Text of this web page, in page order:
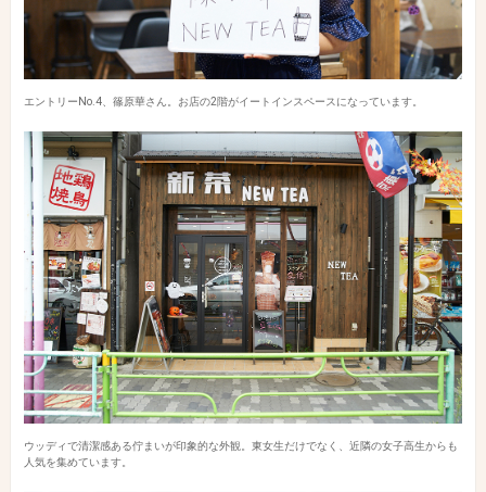
エントリーNo.4、篠原華さん。お店の2階がイートインスペースになっています。
ウッディで清潔感ある佇まいが印象的な外観。東女生だけでなく、近隣の女子高生からも
人気を集めています。